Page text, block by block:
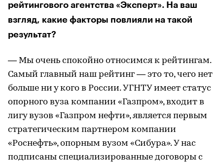
рейтингового агентства «Эксперт». На ваш
взгляд, какие факторы повлияли на такой
результат?
— Мы очень спокойно относимся к рейтингам.
Самый главный наш рейтинг — это то, чего нет
больше ни у кого в России. УГНТУ имеет статус
опорного вуза компании «Газпром», входит в
лигу вузов «Газпром нефти», является первым
стратегическим партнером компании
«Роснефть», опорным вузом «Сибура». У нас
подписаны специализированные договоры с